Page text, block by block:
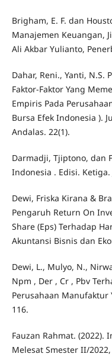
Brigham, E. F. dan
Manajemen Keuangan,
Ali Akbar Yulianto,
Dahar, Reni., Yanti, N.S.
Faktor-Faktor Yang
Empiris Pada
Bursa Efek Indonesia ).
Andalas. 22(1).
Darmadji, Tjiptono, dan
Indonesia . Edisi.
Dewi, Friska Kirana &
Pengaruh Return On
Share (Eps) Terhadap
Akuntansi Bisnis dan
Dewi, L., Mulyo, N.,
Npm , Der , Cr , Pbv
Perusahaan Manufaktur
116.
Fauzan Rahmat. (2022).
Melesat Smester II/